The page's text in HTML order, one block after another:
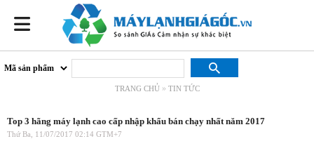
TRANG CHỦ» TIN TỨC
Top 3 hãng máy lạnh cao cấp nhập khẩu bán chạy nhất năm 2017
Thứ Ba, 11/07/2017 02:14 GTM+7